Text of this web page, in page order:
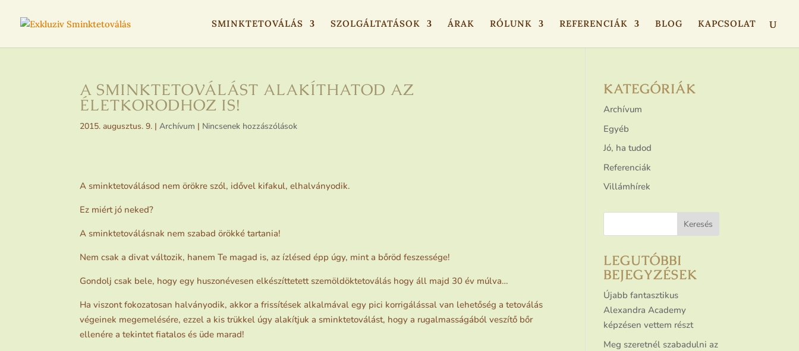
SMINKTETOVÁLÁS SZOLGÁLTATÁSOK ÁRAK RÓLUNK REFERENCIÁK BLOG KAPCSOLAT
A SMINKTETOVÁLÁST ALAKÍTHATOD AZ
ÉLETKORODHOZ IS!
2015. augusztus. 9. |Archívum | Nincsenek hozzászólások
A sminktetoválásod nem örökre szól, idővel kifakul, elhalványodik.
Ez miért jó neked?
A sminktetoválásnak nem szabad örökké tartania!
Nem csak a divat változik, hanem Te magad is, az ízlésed épp úgy, mint a bőröd feszessége!
Gondolj csak bele, hogy egy huszonévesen elkészíttetett szemöldöktetoválás hogy áll majd 30 év múlva…
Ha viszont fokozatosan halványodik, akkor a frissítések alkalmával egy pici korrigálással van lehetőség a tetoválás
végeinek megemelésére, ezzel a kis trükkel úgy alakítjuk a sminktetoválást, hogy a rugalmasságából veszítő bőr
ellenére a tekintet fiatalos és üde marad!
KATEGÓRIÁK
Archívum
Egyéb
Jó, ha tudod
Referenciák
Villámhírek
LEGUTÓBBI
BEJEGYZÉSEK
Újabb fantasztikus
Alexandra Academy
képzésen vettem részt
Meg szeretnél szabadulni az